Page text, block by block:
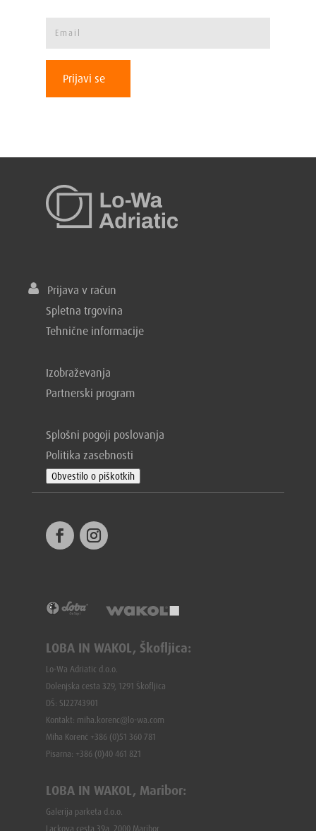
Prijavi se
Prijava v račun
Spletna trgovina
Tehnične informacije
Izobraževanja
Partnerski program
Splošni pogoji poslovanja
Politika zasebnosti
Obvestilo o piškotkih
LOBA IN WAKOL, Škofljica:
Lo-Wa Adriatic d.o.o.
Dolenjska cesta 329, 1291 Škofljica
DŠ: SI22743901
Kontakt: miha.korenc@lo-wa.com
Miha Korenč +386 (0)51 360 781
Pisarna: +386 (0)40 461 821
LOBA IN WAKOL, Maribor:
Galerija parketa d.o.o.
Lackova cesta 39a, 2000 Maribor